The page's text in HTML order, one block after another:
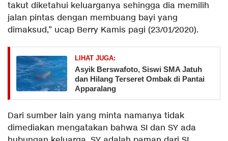
takut diketahui keluarganya sehingga dia memilih
jalan pintas dengan membuang bayi yang
dimaksud,” ucap Berry Kamis pagi (23/01/2020).
LIHAT JUGA:
Asyik Berswafoto, Siswi SMA Jatuh
dan Hilang Terseret Ombak di Pantai
Apparalang
Dari sumber lain yang minta namanya tidak
dimediakan mengatakan bahwa SI dan SY ada